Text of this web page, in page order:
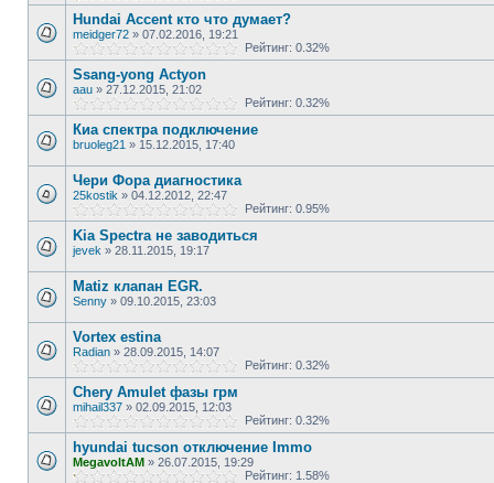
Hundai Accent кто что думает?
meidger72 » 07.02.2016, 19:21
Рейтинг: 0.32%
Ssang-yong Actyon
aau » 27.12.2015, 21:02
Рейтинг: 0.32%
Киа спектра подключение
bruoleg21 » 15.12.2015, 17:40
Чери Фора диагностика
25kostik » 04.12.2012, 22:47
Рейтинг: 0.95%
Kia Spectra не заводиться
jevek » 28.11.2015, 19:17
Matiz клапан EGR.
Senny » 09.10.2015, 23:03
Vortex estina
Radian » 28.09.2015, 14:07
Рейтинг: 0.32%
Chery Amulet фазы грм
mihail337 » 02.09.2015, 12:03
Рейтинг: 0.32%
hyundai tucson отключение Immo
MegavoltAM » 26.07.2015, 19:29
Рейтинг: 1.58%